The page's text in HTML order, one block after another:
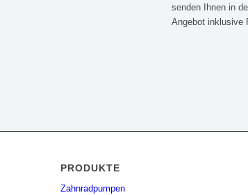
senden Ihnen in
Angebot inklusive
PRODUKTE
Zahnradpumpen